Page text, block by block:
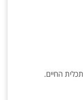
החיים.‏